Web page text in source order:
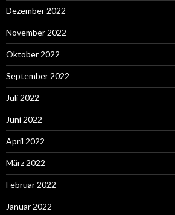
Dezember 2022
November 2022
Oktober 2022
September 2022
Juli 2022
Juni 2022
April 2022
März 2022
Februar 2022
Januar 2022